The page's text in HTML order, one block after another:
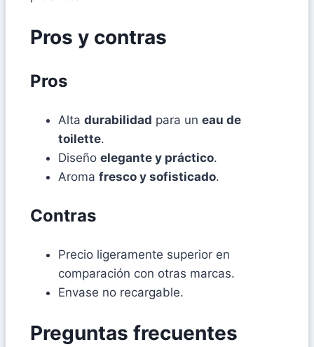
Pros y contras
Pros
Alta durabilidad para un eau de
toilette.
Diseño elegante y práctico.
Aroma fresco y sofisticado.
Contras
Precio ligeramente superior en
comparación con otras marcas.
Envase no recargable.
Preguntas frecuentes